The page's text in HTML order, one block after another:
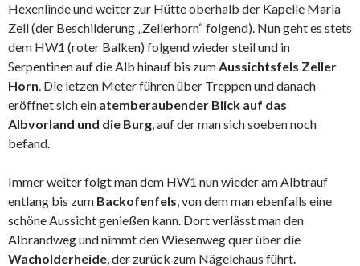
Hexenlinde und weiter zur Hütte oberhalb der Kapelle Maria
Zell (der Beschilderung „Zellerhorn“ folgend). Nun geht es stets
dem HW1 (roter Balken) folgend wieder steil und in
Serpentinen auf die Alb hinauf bis zumAussichtsfels Zeller
Horn. Die letzen Meter führen über Treppen und danach
eröffnet sich ein atemberaubender Blick auf das
Albvorland und die Burg, auf der man sich soeben noch
befand.
Immer weiter folgt man dem HW1 nun wieder am Albtrauf
entlang bis zum Backofenfels, von dem man ebenfalls eine
schöne Aussicht genießen kann. Dort verlässt man den
Albrandweg und nimmt den Wiesenweg quer über die
Wacholderheide, der zurück zum Nägelehaus führt.